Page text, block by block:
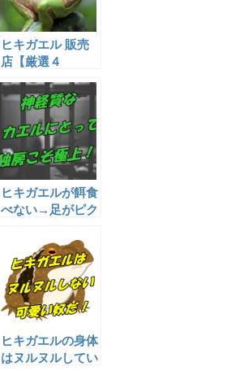
ヒキガエル 販売
店【厳選４
ヒキガエルが餌食
べない→足がピク
対処法！
ヒキガエルの身体
はヌルヌルしてい